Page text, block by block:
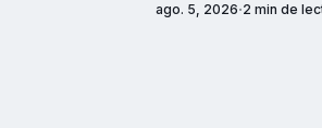
ago. 5, 2026 2 min de